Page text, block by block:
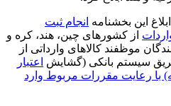
این بخشنامه انجام ثبت
از کشورهای چین، هند، کره و
موظفند کالاهای وارداتی از
سیستم بانکی (گشایش
اعتبار
با رعایت مقررات مربوط وارد